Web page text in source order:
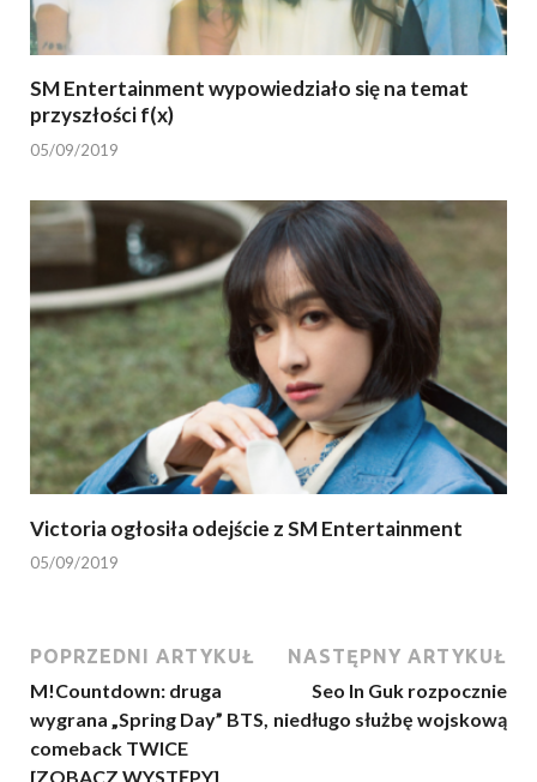
SM Entertainment wypowiedziało się na temat
przyszłości f(x)
05/09/2019
Victoria ogłosiła odejście z SM Entertainment
05/09/2019
POPRZEDNI ARTYKUŁ
M!Countdown: druga
wygrana „Spring Day” BTS,
comeback TWICE
[ZOBACZ WYSTĘPY]
NASTĘPNY ARTYKUŁ
Seo In Guk rozpocznie
niedługo służbę wojskową